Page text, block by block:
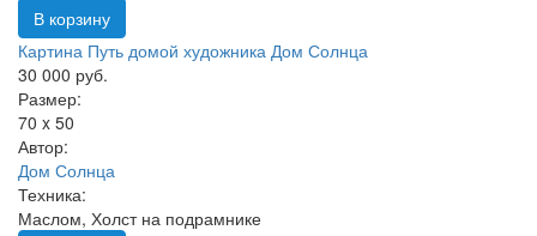
В корзину
Картина Путь домой художника Дом Солнца
30 000 руб.
Размер:
70 x 50
Автор:
Дом Солнца
Техника:
Маслом, Холст на подрамнике